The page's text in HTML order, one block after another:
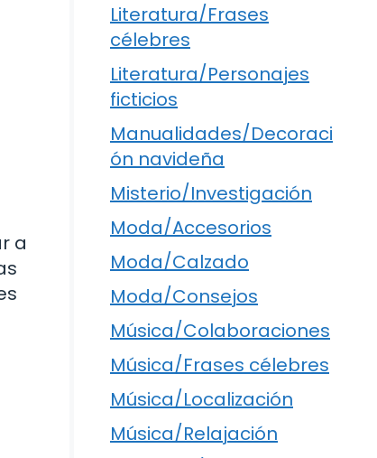
a
Literatura/Frases
célebres
Literatura/Personajes
ficticios
Manualidades/Decoraci
ón navideña
Misterio/Investigación
Moda/Accesorios
Moda/Calzado
Moda/Consejos
Música/Colaboraciones
Música/Frases célebres
Música/Localización
Música/Relajación